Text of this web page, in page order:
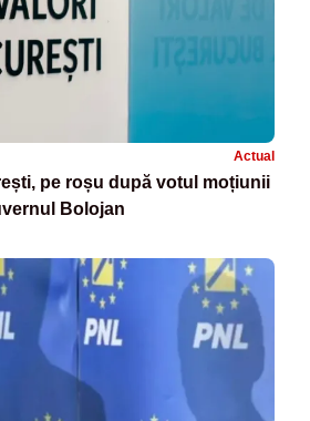
Actual
pe roșu după votul moțiunii
Bolojan